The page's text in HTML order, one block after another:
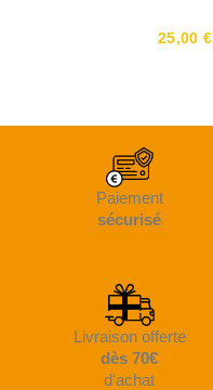
25,00 €
Paiement
sécurisé
Livraison offerte
dès 70€
d'achat